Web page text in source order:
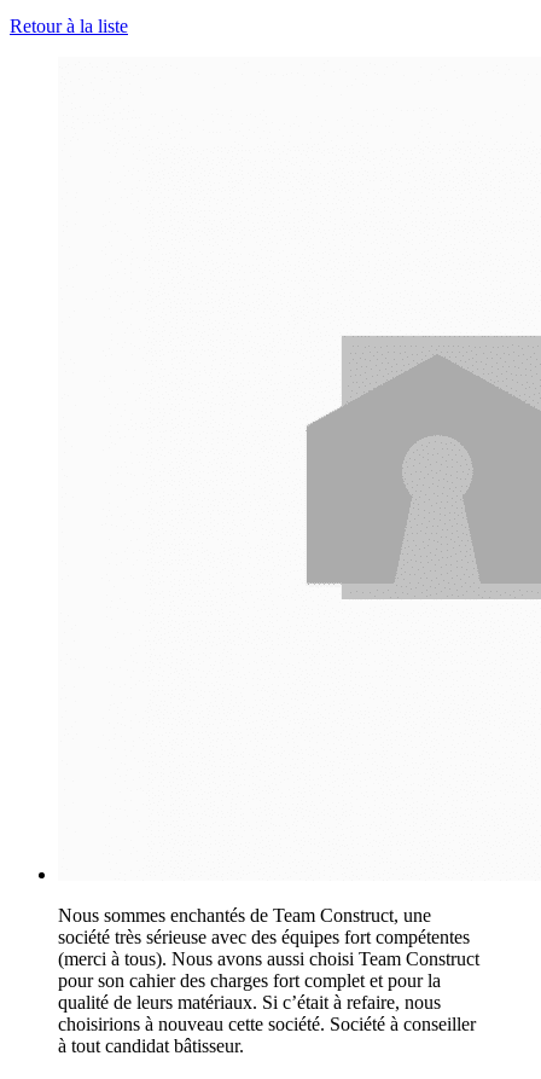
Retour à la liste
Nous sommes enchantés de Team Construct, une
société très sérieuse avec des équipes fort compétentes
(merci à tous). Nous avons aussi choisi Team Construct
pour son cahier des charges fort complet et pour la
qualité de leurs matériaux. Si c’était à refaire, nous
choisirions à nouveau cette société. Société à conseiller
à tout candidat bâtisseur.